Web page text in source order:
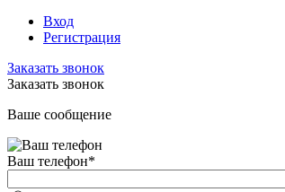
Вход
Регистрация
Заказать звонок
Заказать звонок
Ваше сообщение
Ваш телефон*